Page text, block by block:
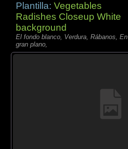
Plantilla:Vegetables
Radishes Closeup White
background
El fondo blanco, Verdura, Rábanos, En
gran plano,